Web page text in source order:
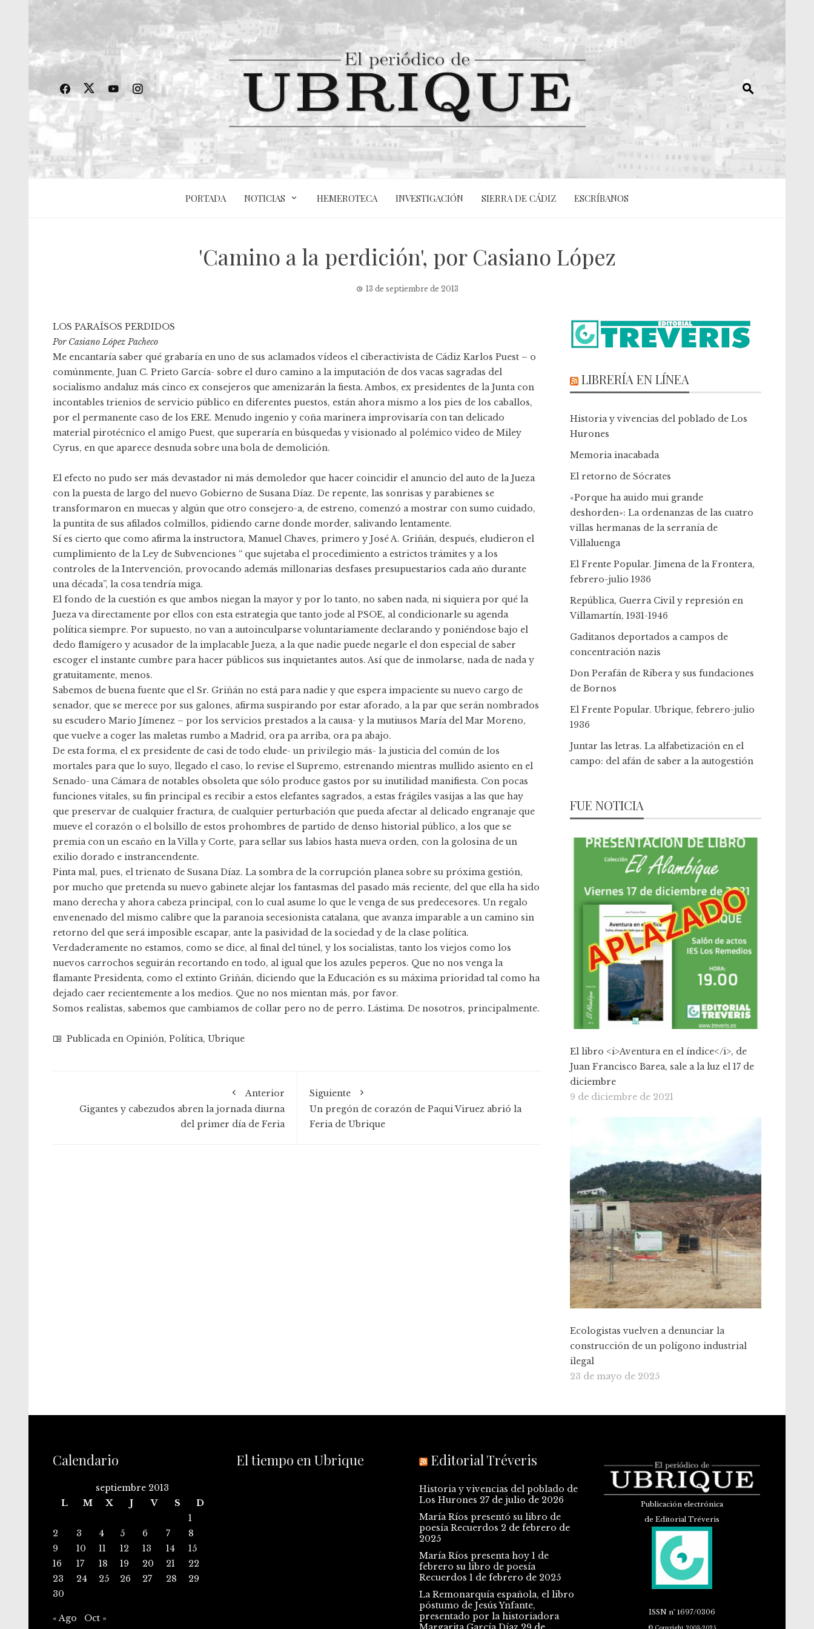
PORTADA NOTICIAS HEMEROTECA INVESTIGACIÓN SIERRA DE CÁDIZ ESCRÍBANOS
'Camino a la perdición', por Casiano López
13 de septiembre de 2013
LOS PARAÍSOS PERDIDOS
Por Casiano López Pacheco
Me encantaría saber qué grabaría en uno de sus aclamados vídeos el ciberactivista de Cádiz Karlos Puest – o
comúnmente, Juan C. Prieto García- sobre el duro camino a la imputación de dos vacas sagradas del
socialismo andaluz más cinco ex consejeros que amenizarán la fiesta. Ambos, ex presidentes de la Junta con
incontables trienios de servicio público en diferentes puestos, están ahora mismo a los pies de los caballos,
por el permanente caso de los ERE. Menudo ingenio y coña marinera improvisaría con tan delicado
material pirotécnico el amigo Puest, que superaría en búsquedas y visionado al polémico video de Miley
Cyrus, en que aparece desnuda sobre una bola de demolición.
El efecto no pudo ser más devastador ni más demoledor que hacer coincidir el anuncio del auto de la Jueza
con la puesta de largo del nuevo Gobierno de Susana Díaz. De repente, las sonrisas y parabienes se
transformaron en muecas y algún que otro consejero-a, de estreno, comenzó a mostrar con sumo cuidado,
la puntita de sus afilados colmillos, pidiendo carne donde morder, salivando lentamente.
Sí es cierto que como afirma la instructora, Manuel Chaves, primero y José A. Griñán, después, eludieron el
cumplimiento de la Ley de Subvenciones “ que sujetaba el procedimiento a estrictos trámites y a los
controles de la Intervención, provocando además millonarias desfases presupuestarios cada año durante
una década”, la cosa tendría miga.
El fondo de la cuestión es que ambos niegan la mayor y por lo tanto, no saben nada, ni siquiera por qué la
Jueza va directamente por ellos con esta estrategia que tanto jode al PSOE, al condicionarle su agenda
política siempre. Por supuesto, no van a autoinculparse voluntariamente declarando y poniéndose bajo el
dedo flamígero y acusador de la implacable Jueza, a la que nadie puede negarle el don especial de saber
escoger el instante cumbre para hacer públicos sus inquietantes autos. Así que de inmolarse, nada de nada y
gratuitamente, menos.
Sabemos de buena fuente que el Sr. Griñán no está para nadie y que espera impaciente su nuevo cargo de
senador, que se merece por sus galones, afirma suspirando por estar aforado, a la par que serán nombrados
su escudero Mario Jímenez – por los servicios prestados a la causa- y la mutiusos María del Mar Moreno,
que vuelve a coger las maletas rumbo a Madrid, ora pa arriba, ora pa abajo.
De esta forma, el ex presidente de casi de todo elude- un privilegio más- la justicia del común de los
mortales para que lo suyo, llegado el caso, lo revise el Supremo, estrenando mientras mullido asiento en el
Senado- una Cámara de notables obsoleta que sólo produce gastos por su inutilidad manifiesta. Con pocas
funciones vitales, su fin principal es recibir a estos elefantes sagrados, a estas frágiles vasijas a las que hay
que preservar de cualquier fractura, de cualquier perturbación que pueda afectar al delicado engranaje que
mueve el corazón o el bolsillo de estos prohombres de partido de denso historial público, a los que se
premia con un escaño en la Villa y Corte, para sellar sus labios hasta nueva orden, con la golosina de un
exilio dorado e instrancendente.
Pinta mal, pues, el trienato de Susana Díaz. La sombra de la corrupción planea sobre su próxima gestión,
por mucho que pretenda su nuevo gabinete alejar los fantasmas del pasado más reciente, del que ella ha sido
mano derecha y ahora cabeza principal, con lo cual asume lo que le venga de sus predecesores. Un regalo
envenenado del mismo calibre que la paranoia secesionista catalana, que avanza imparable a un camino sin
retorno del que será imposible escapar, ante la pasividad de la sociedad y de la clase política.
Verdaderamente no estamos, como se dice, al final del túnel, y los socialistas, tanto los viejos como los
nuevos carrochos seguirán recortando en todo, al igual que los azules peperos. Que no nos venga la
flamante Presidenta, como el extinto Griñán, diciendo que la Educación es su máxima prioridad tal como ha
dejado caer recientemente a los medios. Que no nos mientan más, por favor.
Somos realistas, sabemos que cambiamos de collar pero no de perro. Lástima. De nosotros, principalmente.
Publicada en Opinión, Política, Ubrique
Anterior
Gigantes y cabezudos abren la jornada diurna
del primer día de Feria
Siguiente
Un pregón de corazón de Paqui Viruez abrió la
Feria de Ubrique
LIBRERÍA EN LÍNEA
Historia y vivencias del poblado de Los
Hurones
Memoria inacabada
El retorno de Sócrates
«Porque ha auido mui grande
deshorden»: La ordenanzas de las cuatro
villas hermanas de la serranía de
Villaluenga
El Frente Popular. Jimena de la Frontera,
febrero-julio 1936
República, Guerra Civil y represión en
Villamartín, 1931-1946
Gaditanos deportados a campos de
concentración nazis
Don Perafán de Ribera y sus fundaciones
de Bornos
El Frente Popular. Ubrique, febrero-julio
1936
Juntar las letras. La alfabetización en el
campo: del afán de saber a la autogestión
FUE NOTICIA
El libro <i>Aventura en el índice</i>, de
Juan Francisco Barea, sale a la luz el 17 de
diciembre
9 de diciembre de 2021
Ecologistas vuelven a denunciar la
construcción de un polígono industrial
ilegal
23 de mayo de 2025
Calendario
septiembre 2013
L
M X J V S
D
1
2
3 4 5 6 7
8
9
10 11 12 13 14
15
16
17 18 19 20 21
22
23
24 25 26 27 28
29
30
« Ago Oct »
El tiempo en Ubrique Editorial Tréveris
Historia y vivencias del poblado de
Los Hurones 27 de julio de 2026
María Ríos presentó su libro de
poesía Recuerdos 2 de febrero de
2025
María Ríos presenta hoy 1 de
febrero su libro de poesía
Recuerdos 1 de febrero de 2025
La Remonarquía española, el libro
póstumo de Jesús Ynfante,
presentado por la historiadora
Publicación electrónica
de Editorial Tréveris
ISSNnº 1697/0306
© Copyright 2003-2025